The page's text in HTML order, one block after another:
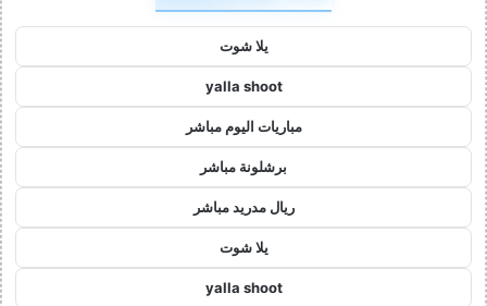
يلا شوت
yalla shoot
مباريات اليوم مباشر
برشلونة مباشر
ريال مدريد مباشر
يلا شوت
yalla shoot